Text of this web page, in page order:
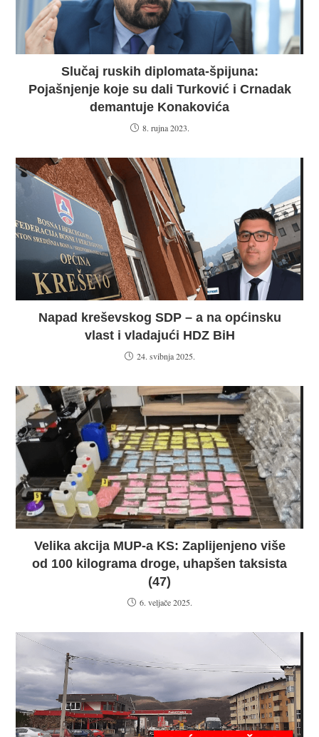
Slučaj ruskih diplomata-špijuna:
Pojašnjenje koje su dali Turković i Crnadak
demantuje Konakovića
8. rujna 2023.
Napad kreševskog SDP – a na općinsku
vlast i vladajući HDZ BiH
24. svibnja 2025.
Velika akcija MUP-a KS: Zaplijenjeno više
od 100 kilograma droge, uhapšen taksista
(47)
6. veljače 2025.